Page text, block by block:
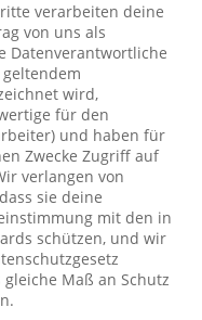
verarbeiten deine
von uns als
Datenverantwortliche
wird,
für den
und haben für
Zwecke Zugriff auf
verlangen von
sie deine
mit den in
schützen, und wir
Maß an Schutz